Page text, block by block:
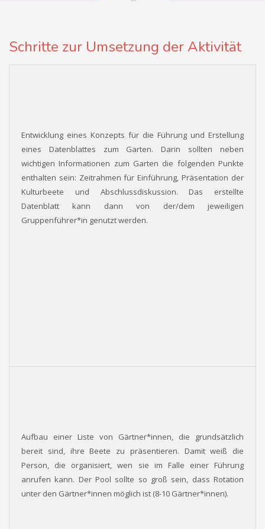
Schritte zur Umsetzung der Aktivität
Entwicklung eines Konzepts für die Führung und Erstellung
eines Datenblattes zum Garten. Darin sollten neben
wichtigen Informationen zum Garten die folgenden Punkte
enthalten sein: Zeitrahmen für Einführung, Präsentation der
Kulturbeete und Abschlussdiskussion. Das erstellte
Datenblatt kann dann von der/dem jeweiligen
Gruppenführer*in genutzt werden.
Aufbau einer Liste von Gärtner*innen, die grundsätzlich
bereit sind, ihre Beete zu präsentieren. Damit weiß die
Person, die organisiert, wen sie im Falle einer Führung
anrufen kann. Der Pool sollte so groß sein, dass Rotation
unter den Gärtner*innen möglich ist (8-10 Gärtner*innen).